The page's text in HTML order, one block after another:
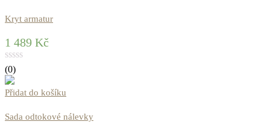
Kryt armatur
1 489 Kč
(0)
Přidat do košíku
Sada odtokové nálevky